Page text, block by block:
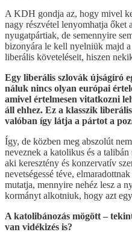
A KDH gondja az, hogy mivel
nagy részvétel lenyomhatja őket
nyugatpártiak, de semennyire
bizonyára le kell nyelniük majd
liberális követeléseit, hiszen
Egy liberális szlovák újságíró
náluk nincs olyan európai
amivel értelmesen vitatkozni
áll ehhez. Ez a klasszik
valóban így látja a pártot a
Így, de közben meg abszolút
neveznek a katolikus és a
aki keresztény és konzervatív
nevetségessé téve,
mutatja, mennyire nehéz lesz a
kormányt alkotniuk, hogy azt
A katolibánozás mögött –
van vidékizés is?